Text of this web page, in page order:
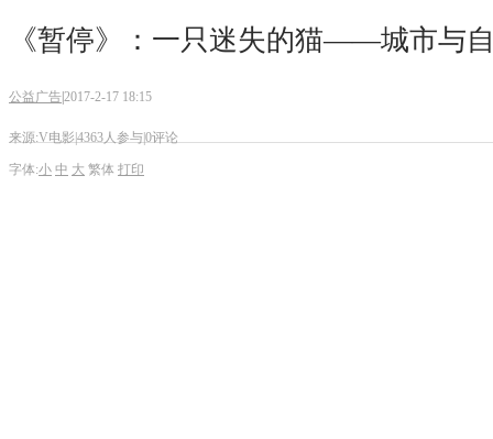
《暂停》：一只迷失的猫——城市与
公益广告2017-2-17 18:15
来源:V电影 4363人参与0评论
字体:小 中 大 繁体 打印